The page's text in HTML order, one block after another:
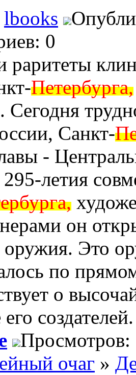
lbooks
0
Петербурга,
Сегодня
Санкт-
-
295-летия
он
оружия. Это
по
о
создателей.
Просмотров:
очаг »